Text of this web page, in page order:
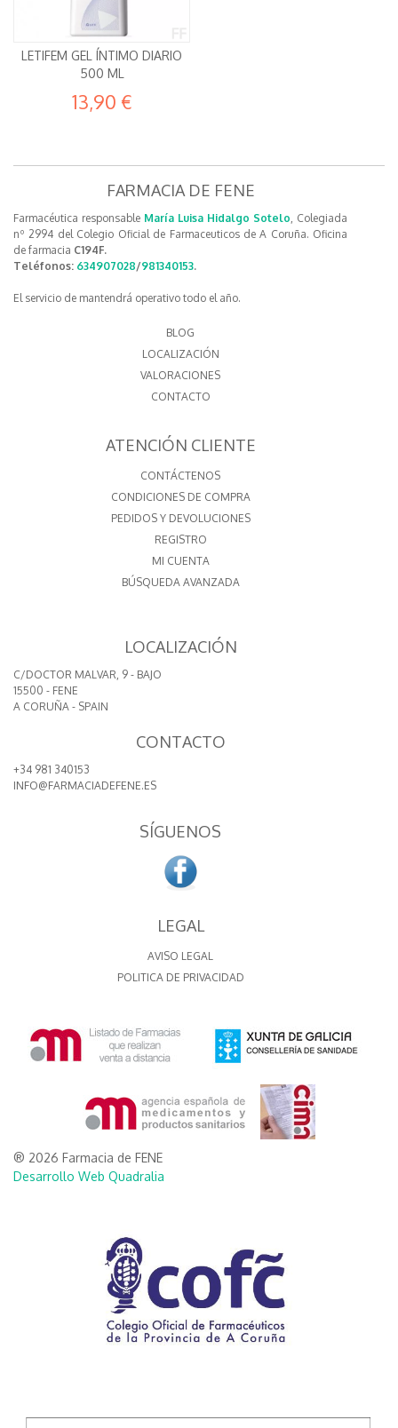
LETIFEM GEL ÍNTIMO DIARIO
500 ML
13,90 €
FARMACIA DE FENE
Farmacéutica responsable María Luisa Hidalgo Sotelo, Colegiada
nº 2994 del Colegio Oficial de Farmaceuticos de A Coruña. Oficina
de farmacia C194F.
Teléfonos: 634907028/981340153.
El servicio de mantendrá operativo todo el año.
BLOG
LOCALIZACIÓN
VALORACIONES
CONTACTO
ATENCIÓN CLIENTE
CONTÁCTENOS
CONDICIONES DE COMPRA
PEDIDOS Y DEVOLUCIONES
REGISTRO
MI CUENTA
BÚSQUEDA AVANZADA
LOCALIZACIÓN
C/DOCTOR MALVAR, 9 - BAJO
15500 - FENE
A CORUÑA - SPAIN
CONTACTO
+34 981 340153
INFO@FARMACIADEFENE.ES
SÍGUENOS
LEGAL
AVISO LEGAL
POLITICA DE PRIVACIDAD
® 2026 Farmacia de FENE
Desarrollo Web Quadralia